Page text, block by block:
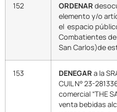
152 ORDENAR
elemento y/o
el espacio
Combatientes
San Carlos)de
153 DENEGAR a la
CUIL N° 23-
comercial “THE
venta bebidas